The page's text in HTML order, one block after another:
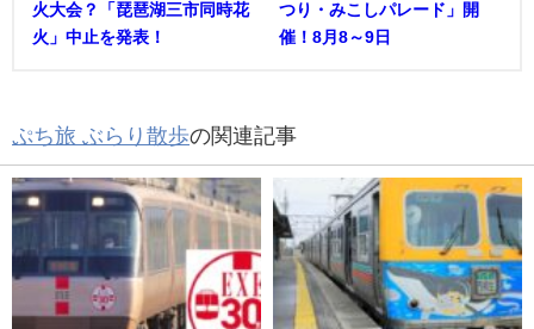
火大会？「琵琶湖三市同時花
火」中止を発表！
つり・みこしパレード」開
催！8月8～9日
ぷち旅 ぶらり散歩の関連記事